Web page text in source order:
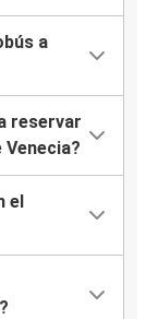
a
reservar
el